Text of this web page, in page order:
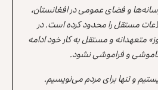
و فضای عمومی در افغانستان،
مستقل را محدود کرده است. در
متعهدانه و مستقل به کار خود ادامه
و فراموشی نشود.
و تنها برای مردم می‌نویسیم.